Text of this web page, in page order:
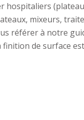
hospitaliers
mixeurs,
référer à notre
de surface